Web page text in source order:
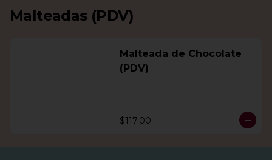
Malteadas (PDV)
Malteada de Chocolate
(PDV)
$117.00